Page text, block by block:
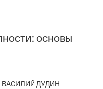
основы
ВАСИЛИЙ ДУДИН